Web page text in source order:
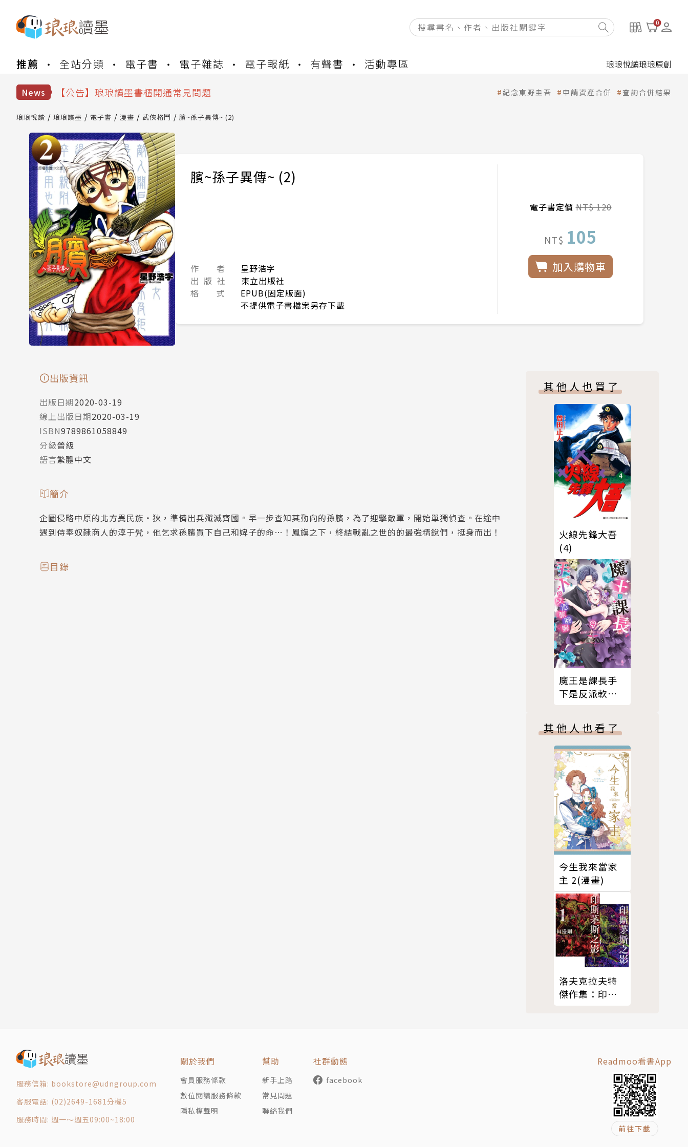
0
推薦 全站分類 電子書 電子雜誌 電子報紙 有聲書 活動專區 琅琅悅讀琅琅原創
News
【公告】琅琅讀墨數位閱讀資產合併與書櫃開通申請
【公告】琅琅讀墨 3 分鐘完成書櫃開通與資產合併申請圖文教學
【公告】琅琅讀墨數位閱讀資產合併與書櫃開通申請
紀念東野圭吾 申請資產合併 查詢合併結果
琅琅悅讀 琅琅讀墨 電子書 漫畫 武俠格鬥 臏~孫子異傳~ (2)
臏~孫子異傳~ (2)
作 者
星野浩字
出 版 社
東立出版社
格 式
EPUB(固定版面)
不提供電子書檔案另存下載
電子書定價NT$ 120
NT$ 105
加入購物車
出版資訊
出版日期2020-03-19
線上出版日期2020-03-19
ISBN9789861058849
分級普級
語言繁體中文
簡介
企圖侵略中原的北方異民族‧狄，準備出兵殲滅齊國。早一步查知其動向的孫臏，為了迎擊敵軍，開始單獨偵查。在途中
遇到侍奉奴隸商人的淳于髠，他乞求孫臏買下自己和婢子的命…！鳳旗之下，終結戰亂之世的的最強精銳們，挺身而出！
目錄
其他人也買了
火線先鋒大吾
(4)
魔王是課長手
下是反派軟腳
其他人也看了
今生我來當家
主 2(漫畫)
洛夫克拉夫特
傑作集：印斯
服務信箱: bookstore@udngroup.com
客服電話: (02)2649-1681分機5
服務時間: 週一～週五09:00~18:00
關於我們
會員服務條款
數位閱讀服務條款
隱私權聲明
幫助
新手上路
常見問題
聯絡我們
社群動態
facebook
Readmoo看書App
前往下載